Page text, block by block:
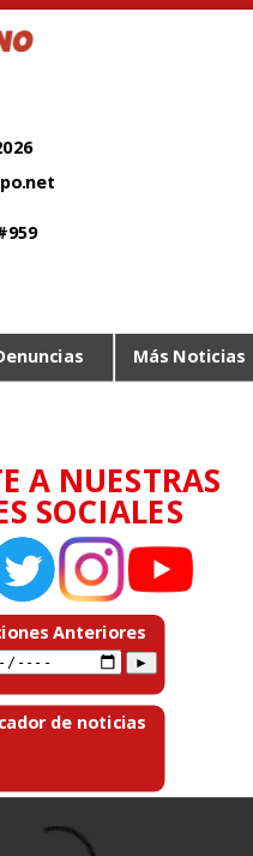
Más Noticias
A NUESTRAS
SOCIALES
Anteriores
de noticias